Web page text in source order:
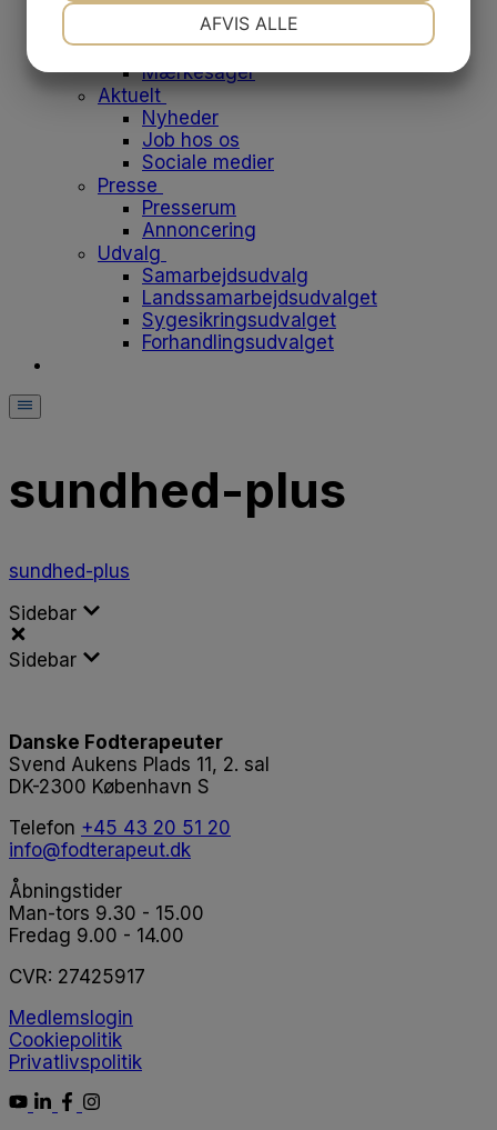
Bestyrelsen
Medarbejdere
Frivilliggrupper
Mærkesager
Aktuelt
Nyheder
Job hos os
Sociale medier
Presse
Presserum
Annoncering
Udvalg
Samarbejdsudvalg
Landssamarbejdsudvalget
Sygesikringsudvalget
Forhandlingsudvalget
sundhed-plus
sundhed-plus
Sidebar
Sidebar
Danske Fodterapeuter
Svend Aukens Plads 11, 2. sal
DK-2300 København S
Telefon +45 43 20 51 20
info@fodterapeut.dk
Åbningstider
Man-tors 9.30 - 15.00
Fredag 9.00 - 14.00
CVR: 27425917
Medlemslogin
Cookiepolitik
Privatlivspolitik
MARKETING
AFVIS ALLE